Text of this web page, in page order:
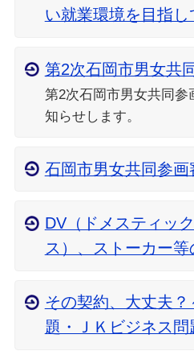
い就業環境を目指し
第2次石岡市男女共
第2次石岡市男女共同参
知らせします。
石岡市男女共同参画
DV（ドメスティッ
ス）、ストーカー
その契約、大丈夫？
題・ＪＫビジネス問